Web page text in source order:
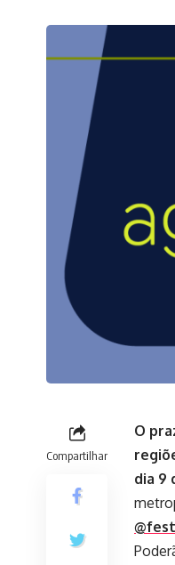
Compartilhar
O
dia 9